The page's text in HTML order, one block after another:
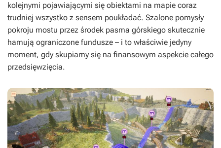
kolejnymi pojawiającymi się obiektami na mapie coraz
trudniej wszystko z sensem poukładać. Szalone pomysły
pokroju mostu przez środek pasma górskiego skutecznie
hamują ograniczone fundusze – i to właściwie jedyny
moment, gdy skupiamy się na finansowym aspekcie całego
przedsięwzięcia.